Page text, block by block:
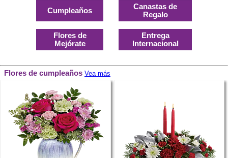
Cumpleaños
Flores de
Mejórate
Canastas de
Regalo
Entrega
Internacional
Flores de cumpleaños Vea más